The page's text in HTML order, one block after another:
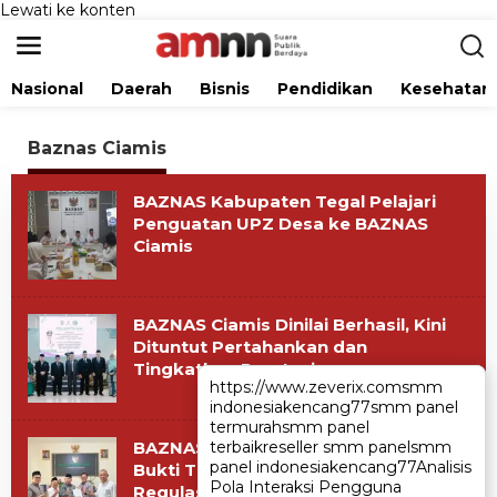
https://www.zeverix.comsmm
indonesiakencang77smm panel
termurahsmm panel
terbaikreseller smm panelsmm
panel indonesiakencang77Analisis
Pola Interaksi Pengguna
https://www.zeverix.comsmm
indonesiakencang77smm panel
termurahsmm panel
terbaikreseller smm panelsmm
panel indonesiakencang77Analisis
Pola Interaksi Pengguna
Lewati ke konten
Nasional Daerah Bisnis Pendidikan Kesehatan
Baznas Ciamis
BAZNAS Kabupaten Tegal Pelajari
Penguatan UPZ Desa ke BAZNAS
Ciamis
BAZNAS Ciamis Dinilai Berhasil, Kini
Dituntut Pertahankan dan
Tingkatkan Prestasi
BAZNAS Ciamis Peroleh Opini WTP,
Bukti Transparansi dan Kepatuhan
Regulasi